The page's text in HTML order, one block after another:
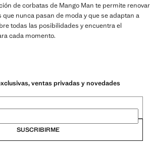
de corbatas de Mango Man te permite renovar
nunca pasan de moda y que se adaptan a
todas las posibilidades y encuentra el
cada momento.
ventas privadas y novedades
SUSCRIBIRME